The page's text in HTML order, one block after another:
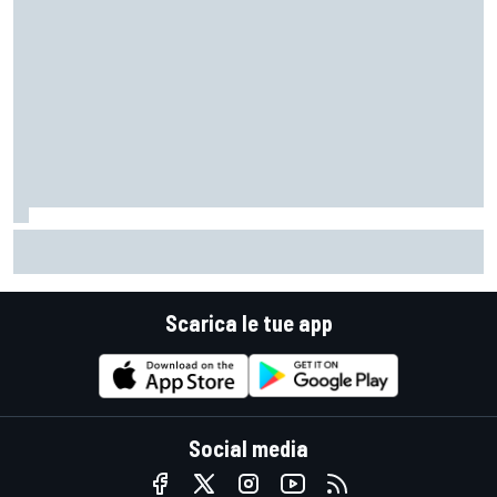
Scarica le tue app
Social media